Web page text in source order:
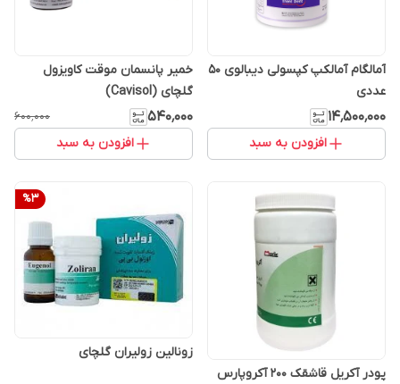
آمالگام آمالکپ کپسولی دیبالوی 50
عددی
۱۴٬۵۰۰٬۰۰۰
افزودن به سبد
خمیر پانسمان موقت کاویزول
گلچای (Cavisol)
۵۴۰٬۰۰۰ ۶۰۰٬۰۰۰
افزودن به سبد
پودر آکریل قاشقک 200 آکروپارس
%3
زونالین زولیران گلچای